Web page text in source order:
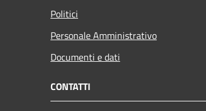
Politici
Personale Amministrativo
Documenti e dati
CONTATTI